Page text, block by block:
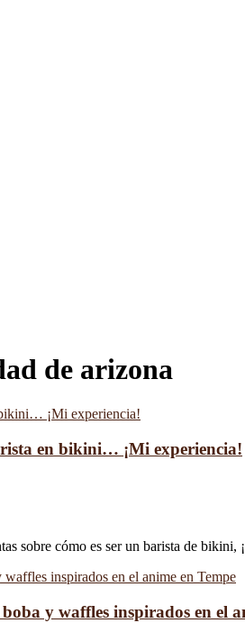
de arizona
en bikini… ¡Mi experiencia!
sobre cómo es ser un barista de bikini,
y waffles inspirados en el